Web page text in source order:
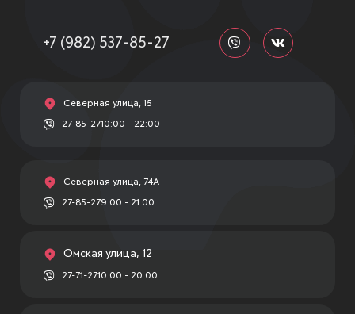
+7 (982) 537-85-27
Северная улица, 15
27-85-2710:00 - 22:00
Северная улица, 74А
27-85-279:00 - 21:00
Омская улица, 12
27-71-2710:00 - 20:00